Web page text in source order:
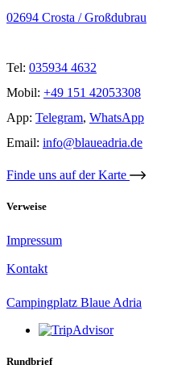
02694 Crosta / Großdubrau
Tel: 035934 4632
Mobil: +49 151 42053308
App: Telegram, WhatsApp
Email: info@blaueadria.de
Finde uns auf der Karte
Verweise
Impressum
Kontakt
Campingplatz Blaue Adria
Rundbrief